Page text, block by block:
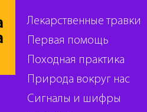
Лекарственные травки
Первая помощь
Походная практика
Природа вокруг нас
Сигналы и шифры